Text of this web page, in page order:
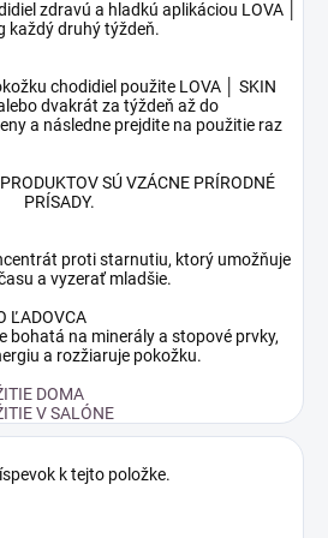
zdravú a hladkú aplikáciou LOVA │
každý druhý týždeň.
chodidiel použite LOVA │ SKIN
dvakrát za týždeň až do
a následne prejdite na použitie raz
SÚVZÁCNE PRÍRODNÉ
PRÍSADY.
proti starnutiu, ktorý umožňuje
a vyzerať mladšie.
ĽADOVCA
bohatá na minerály a stopové prvky,
a rozžiaruje pokožku.
DOMA
V SALÓNE
k tejto položke.